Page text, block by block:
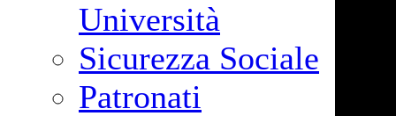
Università
Sicurezza Sociale
Patronati